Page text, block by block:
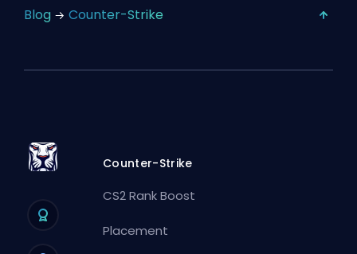
Blog Counter-Strike
Counter-Strike
CS2 Rank Boost
Placement